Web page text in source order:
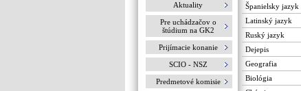
Aktuality
Pre uchádzačov o
štúdium na GK2
Prijímacie konanie
SCIO - NSZ
Predmetové komisie
Španielsky jazyk
Latinský jazyk
Ruský jazyk
Dejepis
Geografia
Biológia